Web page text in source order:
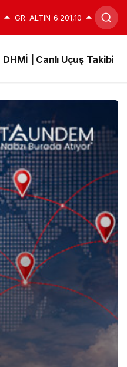
GR. ALTIN 6.201,10
DHMİ | Canlı Uçuş Takibi